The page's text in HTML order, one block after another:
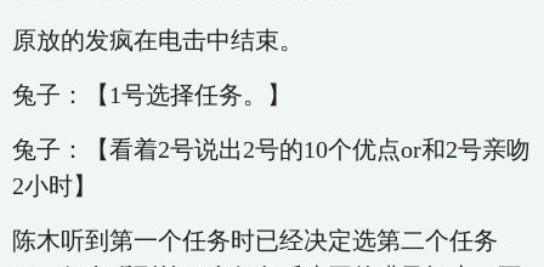
原放的发疯在电击中结束。
兔子：【1号选择任务。】
兔子：【看着2号说出2号的10个优点or和2号亲吻
2小时】
陈木听到第一个任务时已经决定选第二个任务